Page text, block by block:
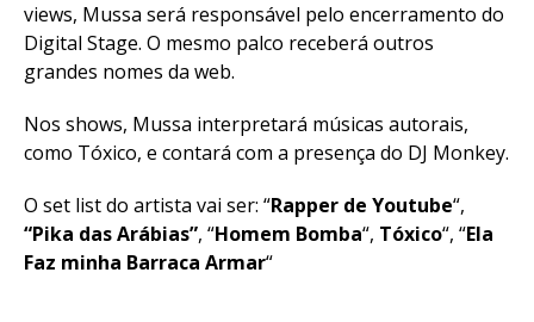
views, Mussa será responsável pelo encerramento do
Digital Stage. O mesmo palco receberá outros
grandes nomes da web.
Nos shows, Mussa interpretará músicas autorais,
como Tóxico, e contará com a presença do DJ Monkey.
O set list do artista vai ser: “Rapper de Youtube“,
“Pika das Arábias”, “Homem Bomba“, Tóxico“, “Ela
Faz minha Barraca Armar“